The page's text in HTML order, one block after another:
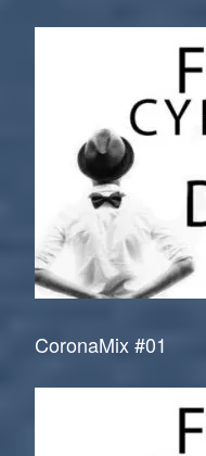
CoronaMix #01